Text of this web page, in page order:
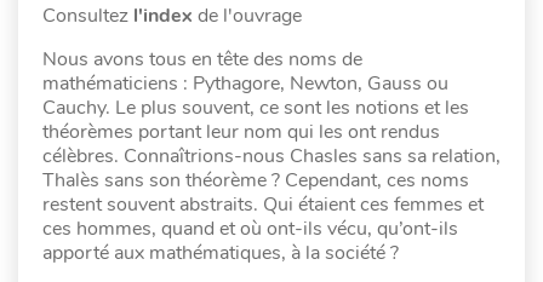
Consultez l'index de l'ouvrage
Nous avons tous en tête des noms de
mathématiciens : Pythagore, Newton, Gauss ou
Cauchy. Le plus souvent, ce sont les notions et les
théorèmes portant leur nom qui les ont rendus
célèbres. Connaîtrions-nous Chasles sans sa relation,
Thalès sans son théorème ? Cependant, ces noms
restent souvent abstraits. Qui étaient ces femmes et
ces hommes, quand et où ont-ils vécu, qu’ont-ils
apporté aux mathématiques, à la société ?